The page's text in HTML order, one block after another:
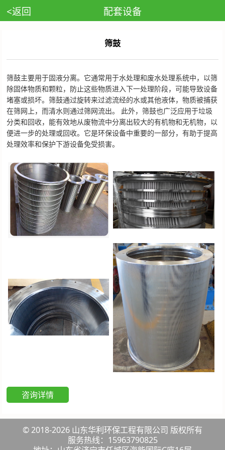
<返回 配套设备
筛鼓
筛鼓主要用于固液分离。它通常用于水处理和废水处理系统中，以筛
除固体物质和颗粒，防止这些物质进入下一处理阶段，可能导致设备
堵塞或损坏。筛鼓通过旋转来过滤流经的水或其他液体，物质被捕获
在筛网上，而清水则通过筛网流出。 此外，筛鼓也广泛应用于垃圾
分类和回收，能有效地从废物流中分离出较大的有机物和无机物，以
便进一步的处理或回收。它是环保设备中重要的一部分，有助于提高
处理效率和保护下游设备免受损害。
咨询详情
© 2018-2026 山东华利环保工程有限公司 版权所有
服务热线：15963790825